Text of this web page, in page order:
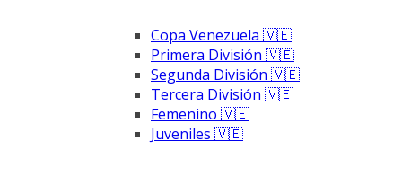
Copa Venezuela 🇻🇪
Primera División 🇻🇪
Segunda División 🇻🇪
Tercera División 🇻🇪
Femenino 🇻🇪
Juveniles 🇻🇪